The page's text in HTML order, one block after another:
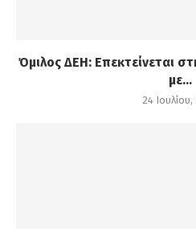
Όμιλος ΔΕΗ: Επεκτείνεται
με...
24